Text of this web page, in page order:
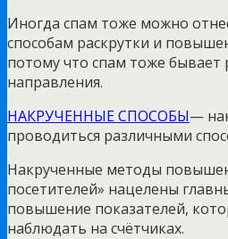
Иногда спам тоже можно
способам раскрутки и
потому что спам тоже бывает
направления.
НАКРУЧЕННЫЕ СПОСОБЫ—
проводиться различными
Накрученные методы
посетителей» нацелены
повышение показателей,
наблюдать на счётчиках.